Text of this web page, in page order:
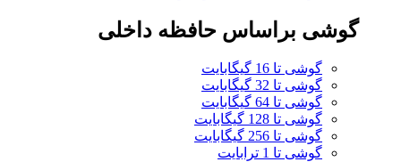
گوشی براساس حافظه داخلی
گوشی تا 16 گیگابایت
گوشی تا 32 گیگابایت
گوشی تا 64 گیگابایت
گوشی تا 128 گیگابایت
گوشی تا 256 گیگابایت
گوشی تا 1 ترابایت